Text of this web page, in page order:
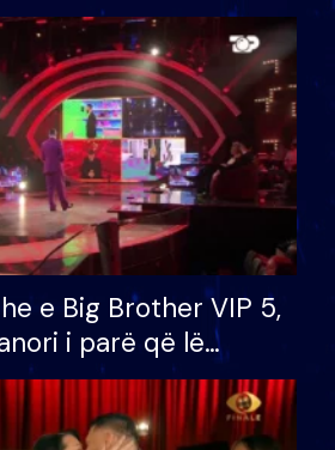
e Big Brother VIP 5,
i parë që lë
mundësinë për
e madh